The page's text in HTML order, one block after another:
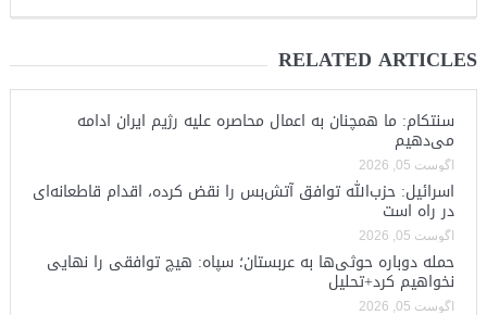
RELATED ARTICLES
سنتکام: ما همچنان به اعمال محاصره علیه رژیم ایران ادامه
می‌دهیم
آگوست 05, 2026
اسرائیل: حزب‌الله توافق آتش‌بس را نقض کرده، اقدام قاطعانه‌ای
در راه است
آگوست 05, 2026
حمله دوباره حوثی‌ها به عربستان؛ سپاه: هیچ توافقی را نهایی
نخواهیم کرد+تحلیل
آگوست 05, 2026